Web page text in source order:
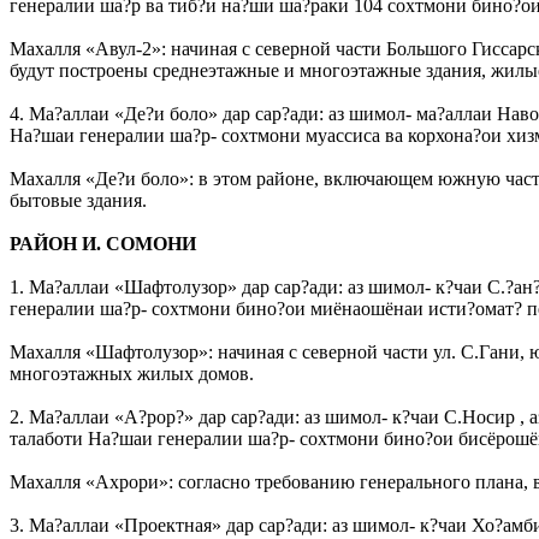
генералии ша?р ва тиб?и на?ши ша?раки 104 сохтмони
Махалля «Авул-2»: начиная с северной части Большого
будут построены среднеэтажные и многоэтажные здания,
4. Ма?аллаи «Де?и боло» дар сар?ади: аз шимол- ма?аллаи
На?шаи генералии ша?р- сохтмони муассиса ва корхона?ои
Махалля «Де?и боло»: в этом районе, включающем южную
бытовые здания.
РАЙОН И. СОМОНИ
1. Ма?аллаи «Шафтолузор» дар сар?ади: аз шимол- к?чаи
генералии ша?р- сохтмони бино?ои миёнаошёнаи исти?омат?
Махалля «Шафтолузор»: начиная с северной части ул. С.Гани,
многоэтажных жилых домов.
2. Ма?аллаи «А?рор?» дар сар?ади: аз шимол- к?чаи С.Носир ,
талаботи На?шаи генералии ша?р- сохтмони бино?ои
Махалля «Ахрори»: согласно требованию генерального
3. Ма?аллаи «Проектная» дар сар?ади: аз шимол- к?чаи